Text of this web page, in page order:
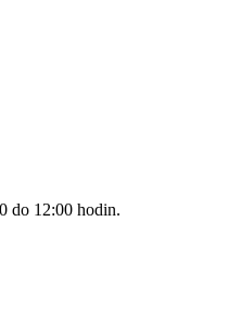
do 12:00 hodin.